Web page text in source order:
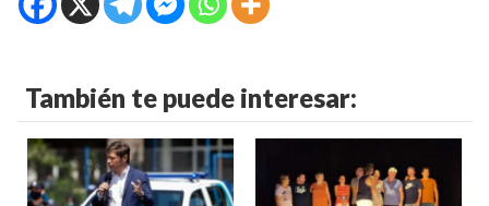
También te puede interesar: